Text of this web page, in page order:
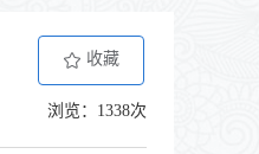
收藏
浏览：1338次